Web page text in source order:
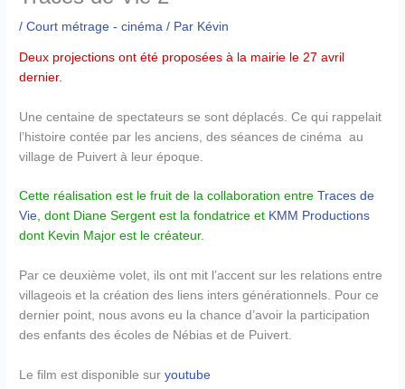
/Court métrage - cinéma / Par Kévin
Deux projections ont été proposées à la mairie le 27 avril
dernier.
Une centaine de spectateurs se sont déplacés. Ce qui rappelait
l’histoire contée par les anciens, des séances de cinéma au
village de Puivert à leur époque.
Cette réalisation est le fruit de la collaboration entreTraces de
Vie, dont Diane Sergent est la fondatrice et KMM Productions
dont Kevin Major est le créateur.
Par ce deuxième volet, ils ont mit l’accent sur les relations entre
villageois et la création des liens inters générationnels. Pour ce
dernier point, nous avons eu la chance d’avoir la participation
des enfants des écoles de Nébias et de Puivert.
Le film est disponible suryoutube